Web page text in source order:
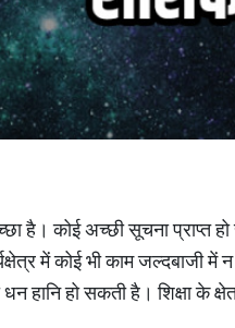
है। कोई अच्छी सूचना प्राप्त
में कोई भी काम जल्दबाजी
हानि हो सकती है। शिक्षा के